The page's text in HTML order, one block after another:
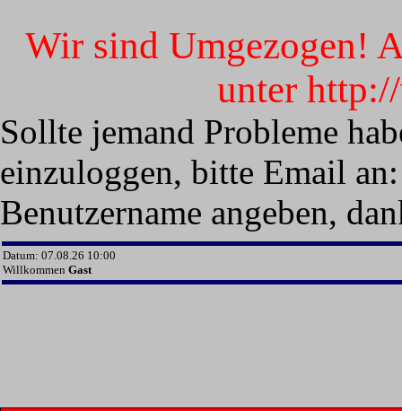
Wir sind Umgezogen!
unter
Sollte jemand Probleme
einzuloggen, bitte Email
Benutzername angeben,
Datum: 07.08.26 10:00
Willkommen Gast